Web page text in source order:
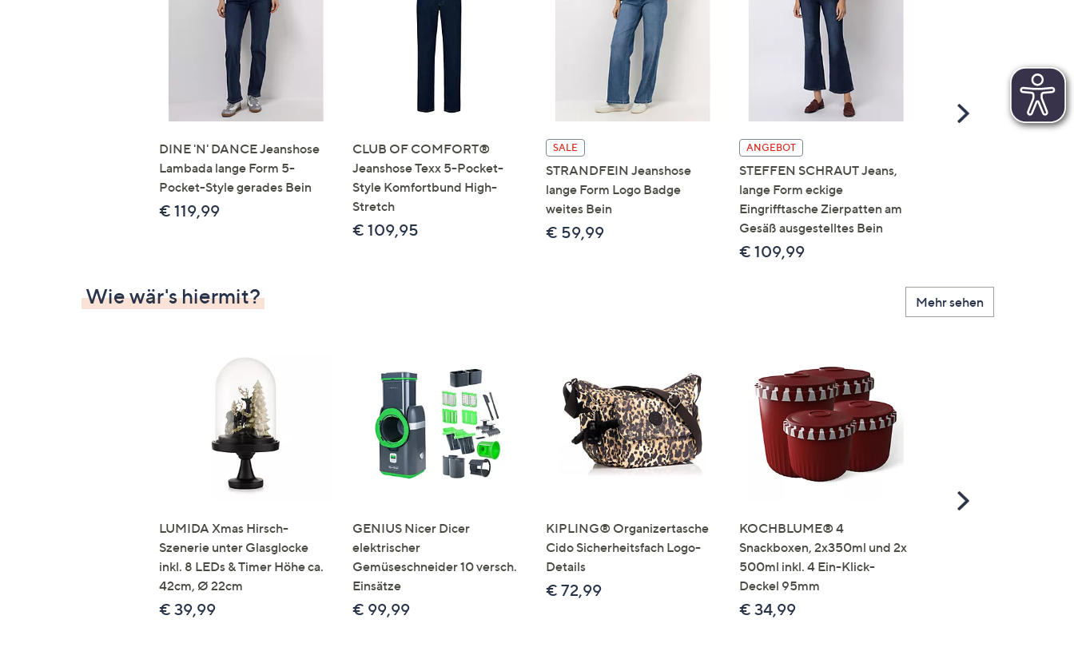
rechts,
um
diese
anzuzeigen.
DINE 'N' DANCE Jeanshose
Lambada lange Form 5-
Pocket-Style gerades Bein
€ 119,99
CLUB OF COMFORT®
Jeanshose Texx 5-Pocket-
Style Komfortbund High-
Stretch
€ 109,95
SALE
STRANDFEIN Jeanshose
lange Form Logo Badge
weites Bein
€ 59,99
ANGEBOT
STEFFEN SCHRAUT Jeans,
lange Form eckige
Eingrifftasche Zierpatten am
Gesäß ausgestelltes Bein
€ 109,99
Scroll
Wie wär's hiermit? Mehr sehen
LUMIDA Xmas Hirsch-
Szenerie unter Glasglocke
inkl. 8 LEDs & Timer Höhe ca.
42cm, Ø 22cm
€ 39,99
GENIUS Nicer Dicer
elektrischer
Gemüseschneider 10 versch.
Einsätze
€ 99,99
KIPLING® Organizertasche
Cido Sicherheitsfach Logo-
Details
€ 72,99
KOCHBLUME® 4
Snackboxen, 2x350ml und 2x
500ml inkl. 4 Ein-Klick-
Deckel 95mm
€ 34,99
Scroll